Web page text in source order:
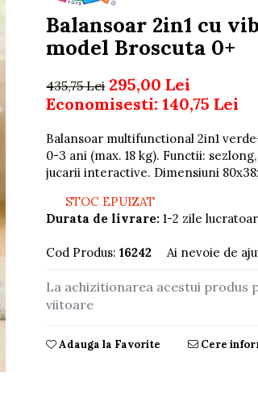
Balansoar 2in1 cu
model Broscuta 0+
435,75 Lei 295,00 Lei
Economisesti:140,75 Lei
Balansoar multifunctional 2in1
0-3 ani (max. 18 kg). Functii:
jucarii interactive. Dimensiuni
STOC EPUIZAT
Durata de livrare: 1-2 zile
Cod Produs: 16242 Ai nevoie de
La achizitionarea acestui produs
viitoare
Adauga la Favorite Cere